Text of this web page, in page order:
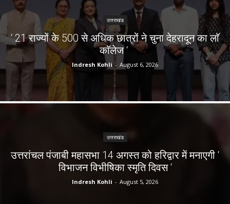
उत्तराखंड
‘ 21 राज्यों के 500 से अधिक छात्रों ने चुना देहरादून का लाॅ
काॅलेज ‘
Indresh Kohli - August 6, 2026
उत्तराखंड
उत्तरांचल पंजाबी महासभा 14 अगस्त को हरिद्वार में मनाएगी ‘
विभाजन विभीषिका स्मृति दिवस ‘
Indresh Kohli - August 5, 2026